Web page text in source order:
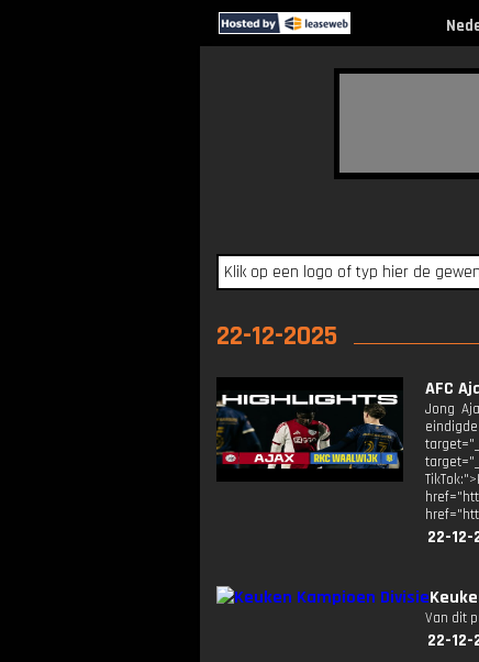
22-12-2025
AFC
Jong
22-
Van dit
22-12-